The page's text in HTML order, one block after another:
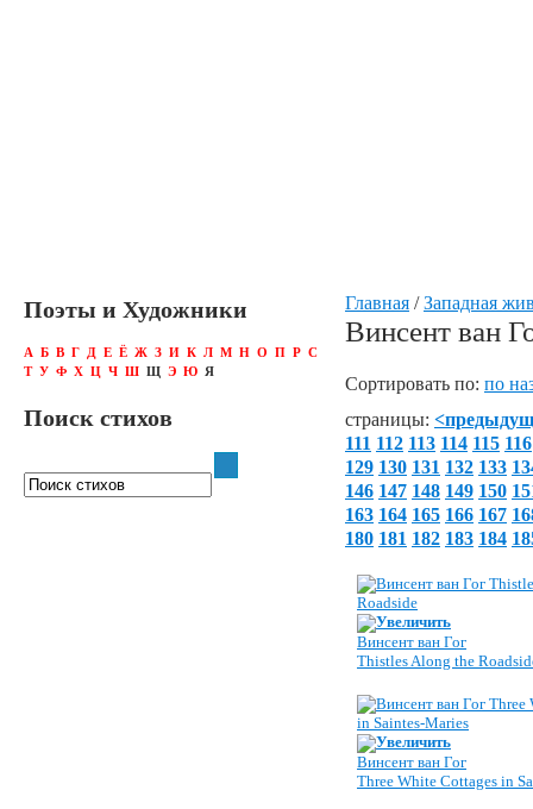
Главная /Западная
Винсент ван
Сортировать по: по
страницы:
111 112 113 114 115 116
129 130 131 132 133
146 147 148 149 150
163 164 165 166 167
180 181 182 183 184
Увеличить
Винсент ван Гог
Thistles Along the
Увеличить
Винсент ван Гог
Three White Cottages in
Поэты и Художники
А Б В Г Д Е Ё Ж З И К Л М Н О П Р С
Т У Ф Х Ц Ч Ш Щ Э Ю Я
Поиск стихов